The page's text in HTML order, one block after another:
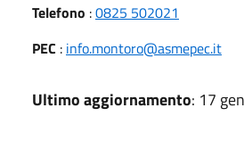
Telefono :0825 502021
PEC : info.montoro@asmepec.it
Ultimo aggiornamento: 17